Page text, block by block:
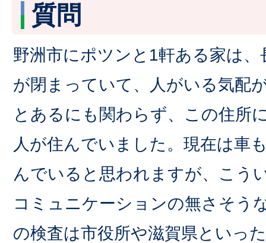
質問
野洲市にポツンと1軒ある家は
が閉まっていて、人がいる気配
とあるにも関わらず、この住所
人が住んでいました。現在は車
んでいると思われますが、こう
コミュニケーションの無さそう
の検査は市役所や滋賀県といっ